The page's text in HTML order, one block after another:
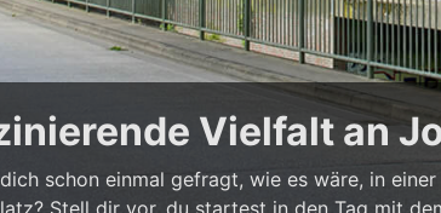
Vielfalt an
schon einmal gefragt, wie es wäre, in